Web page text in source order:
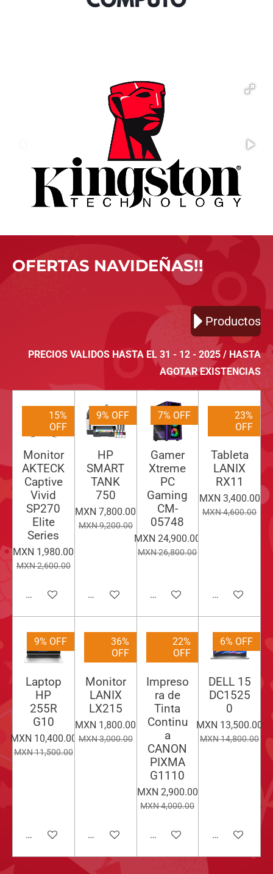
OFERTAS NAVIDEÑAS!!
Productos
PRECIOS VALIDOS HASTA EL 31 - 12 - 2025 / HASTA
AGOTAR EXISTENCIAS
15%
OFF
Monitor
AKTECK
Captive
Vivid
SP270
Elite
Series
MXN 1,980.00
MXN 2,600.00
Añadir al carrito
9% OFF
HP
SMART
TANK
750
MXN 7,800.00
MXN 9,200.00
Añadir al carrito
7% OFF
Gamer
Xtreme
PC
Gaming
CM-
05748
MXN 24,900.00
MXN 26,800.00
Añadir al carrito
23%
OFF
Tableta
LANIX
RX11
MXN 3,400.00
MXN 4,600.00
Añadir al
9% OFF
Laptop
HP
255R
G10
MXN 10,400.00
MXN 11,500.00
Añadir al carrito
36%
OFF
Monitor
LANIX
LX215
MXN 1,800.00
MXN 3,000.00
Añadir al carrito
22%
OFF
Impreso
ra de
Tinta
Continu
a
CANON
PIXMA
G1110
MXN 2,900.00
MXN 4,000.00
Añadir al carrito
6% OFF
DELL 15
DC1525
0
MXN 13,500.00
MXN 14,800.00
Añadir al